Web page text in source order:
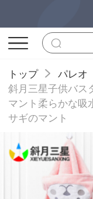
トップ
パレオ
斜月三星子供バス
マント柔らかな吸
サギのマント